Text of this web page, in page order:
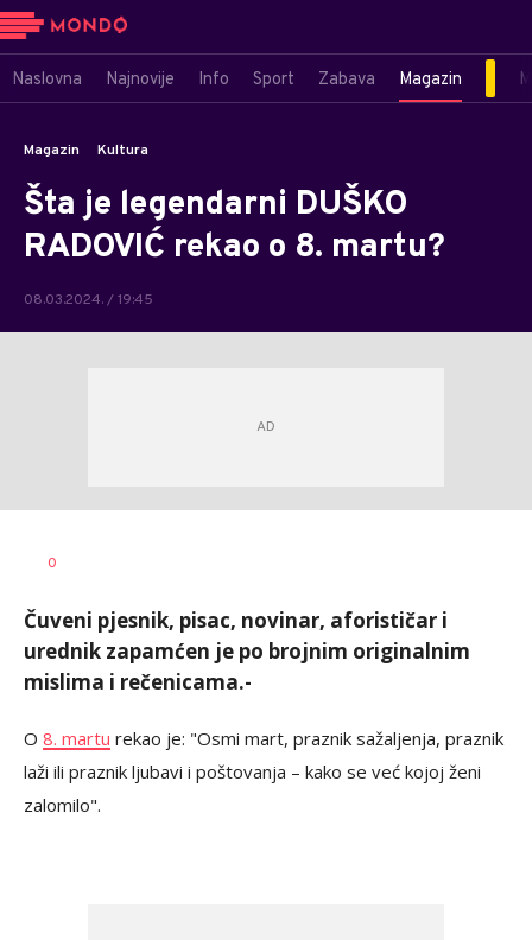
Naslovna Najnovije Info Sport Zabava Magazin
Magazin Kultura
Šta je legendarni DUŠKO
RADOVIĆ rekao o 8. martu?
08.03.2024. / 19:45
AUTOR
0
Čuveni pjesnik, pisac, novinar, aforističar i
urednik zapamćen je po brojnim originalnim
mislima i rečenicama.-
O 8. martu rekao je: "Osmi mart, praznik sažaljenja, praznik
laži ili praznik ljubavi i poštovanja – kako se već kojoj ženi
zalomilo".